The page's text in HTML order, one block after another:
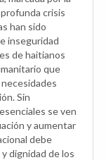
crisis
han sido
inseguridad
de haitianos
que
Sin
se ven
y aumentar
debe
dignidad de los